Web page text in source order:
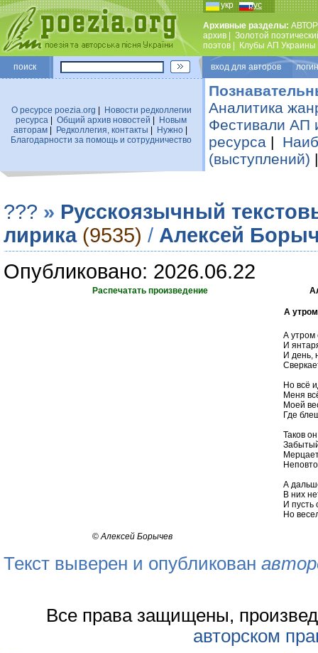
укр рус
Архивные разделы:
архив
Золотой
поэтов
Клубы АП Украины
поиск вход для авторов
О ресурсе poezia.org
Новости редколлегии
ресурса
Общий архив новостей
Новым
авторам| Редколлегия, контакты Нужно|
Благодарности за помощь и сотрудничество
Аналитика
Фестивали АП
ресурса |
(выступлений)
??? » Русскоязычный
лирика (9535) / Алексей
Опубликовано: 2026.06.22
Распечатать произведение
А
А утром
И
И день,
Но всё
Меня
Моей
Где
Таков
А
В них
И пусть
Но
©Алексей Борычев
Текст выверен и опубликован
Все права защищены,
авторском